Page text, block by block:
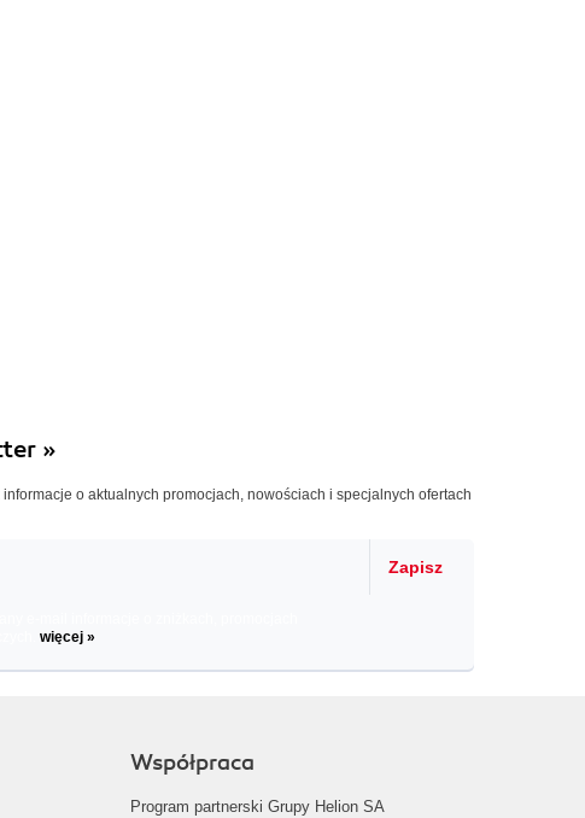
»
o aktualnych promocjach, nowościach i specjalnych ofertach
Zapisz
więcej »
Współpraca
Program partnerski Grupy Helion SA